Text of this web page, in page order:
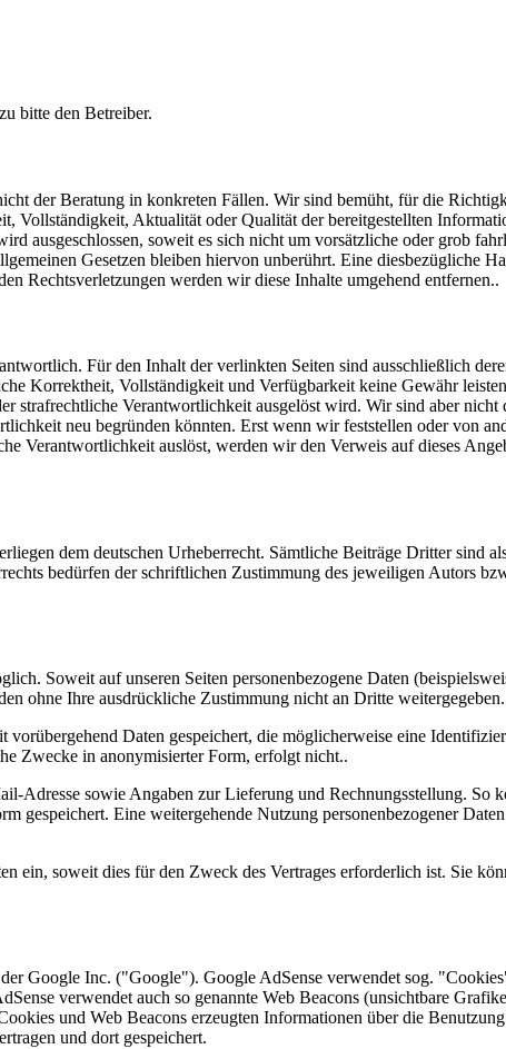
bitte den Betreiber.
der Beratung in konkreten Fällen. Wir sind bemüht, für die
Vollständigkeit, Aktualität oder Qualität der bereitgestellten
ausgeschlossen, soweit es sich nicht um vorsätzliche oder grob
Gesetzen bleiben hiervon unberührt. Eine diesbezügliche
Rechtsverletzungen werden wir diese Inhalte umgehend entfernen..
Für den Inhalt der verlinkten Seiten sind ausschließlich
Korrektheit, Vollständigkeit und Verfügbarkeit keine Gewähr
strafrechtliche Verantwortlichkeit ausgelöst wird. Wir sind aber
neu begründen könnten. Erst wenn wir feststellen oder von
Verantwortlichkeit auslöst, werden wir den Verweis auf dieses
dem deutschen Urheberrecht. Sämtliche Beiträge Dritter sind
bedürfen der schriftlichen Zustimmung des jeweiligen Autors
Soweit auf unseren Seiten personenbezogene Daten
ohne Ihre ausdrückliche Zustimmung nicht an Dritte
Daten gespeichert, die möglicherweise eine
Zwecke in anonymisierter Form, erfolgt nicht..
Adresse sowie Angaben zur Lieferung und Rechnungsstellung. So
Eine weitergehende Nutzung personenbezogener
ein, soweit dies für den Zweck des Vertrages erforderlich ist. Sie
Google Inc. ("Google"). Google AdSense verwendet sog.
verwendet auch so genannte Web Beacons (unsichtbare
und Web Beacons erzeugten Informationen über die
und dort gespeichert.